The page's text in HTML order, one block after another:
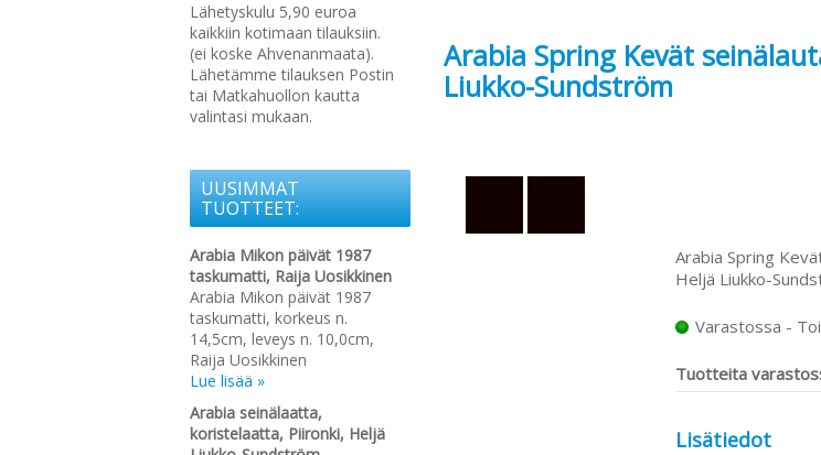
Arabia Spring Kevät
Liukko-Sundström
Arabia Spring
Heljä Liukko-
Varastossa -
Tuotteita
Lisätiedot
Lähetyskulu 5,90 euroa
kaikkiin kotimaan tilauksiin.
(ei koske Ahvenanmaata).
Lähetämme tilauksen Postin
tai Matkahuollon kautta
valintasi mukaan.
UUSIMMAT
TUOTTEET:
Arabia Mikon päivät 1987
taskumatti, Raija Uosikkinen
Arabia Mikon päivät 1987
taskumatti, korkeus n.
14,5cm, leveys n. 10,0cm,
Raija Uosikkinen
Lue lisää »
Arabia seinälaatta,
koristelaatta, Piironki, Heljä